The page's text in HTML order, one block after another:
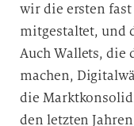
wir die ersten fast
mitgestaltet, und
Auch Wallets, die
machen,
die
den letzten